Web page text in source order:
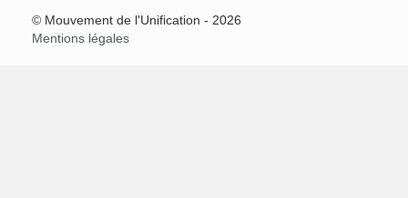
© Mouvement de l'Unification - 2026
Mentions légales